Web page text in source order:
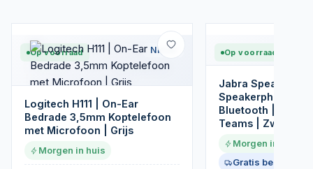
Op voorraad Nieuw
Logitech H111 | On-Ear
Bedrade 3,5mm Koptelefoon
met Microfoon | Grijs
Morgen in huis
Op voorraad
Jabra Speak 510
Speakerphone |
Bluetooth | Voor
Teams | Zwart
Morgen in huis
Gratis bezorgd